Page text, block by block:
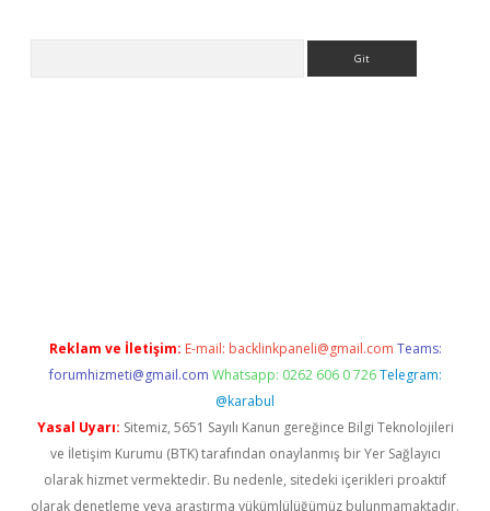
Reklam ve İletişim: E-mail: backlinkpaneli@gmail.com Teams:
forumhizmeti@gmail.com Whatsapp: 0262 606 0 726 Telegram:
@karabul
Yasal Uyarı: Sitemiz, 5651 Sayılı Kanun gereğince Bilgi Teknolojileri
ve İletişim Kurumu (BTK) tarafından onaylanmış bir Yer Sağlayıcı
olarak hizmet vermektedir. Bu nedenle, sitedeki içerikleri proaktif
olarak denetleme veya araştırma yükümlülüğümüz bulunmamaktadır.